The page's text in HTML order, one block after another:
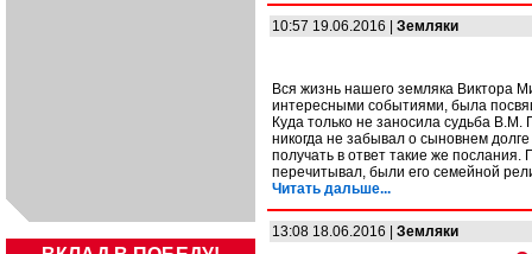
10:57 19.06.2016 | Земляки
Вся жизнь нашего земляка Виктора
интересными событиями, была
Куда только не заносила судьба
никогда не забывал о сыновнем
получать в ответ такие же
перечитывал, были его семейной
Читать дальше...
13:08 18.06.2016 | Земляки